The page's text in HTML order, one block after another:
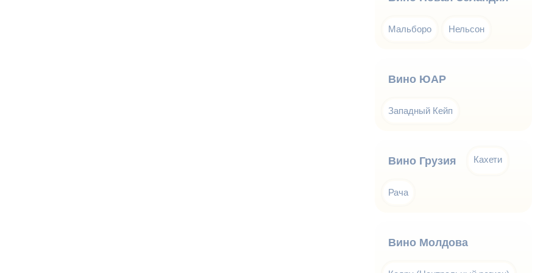
Мальборо Нельсон
Вино ЮАР
Западный Кейп
Вино Грузия Кахети
Рача
Вино Молдова